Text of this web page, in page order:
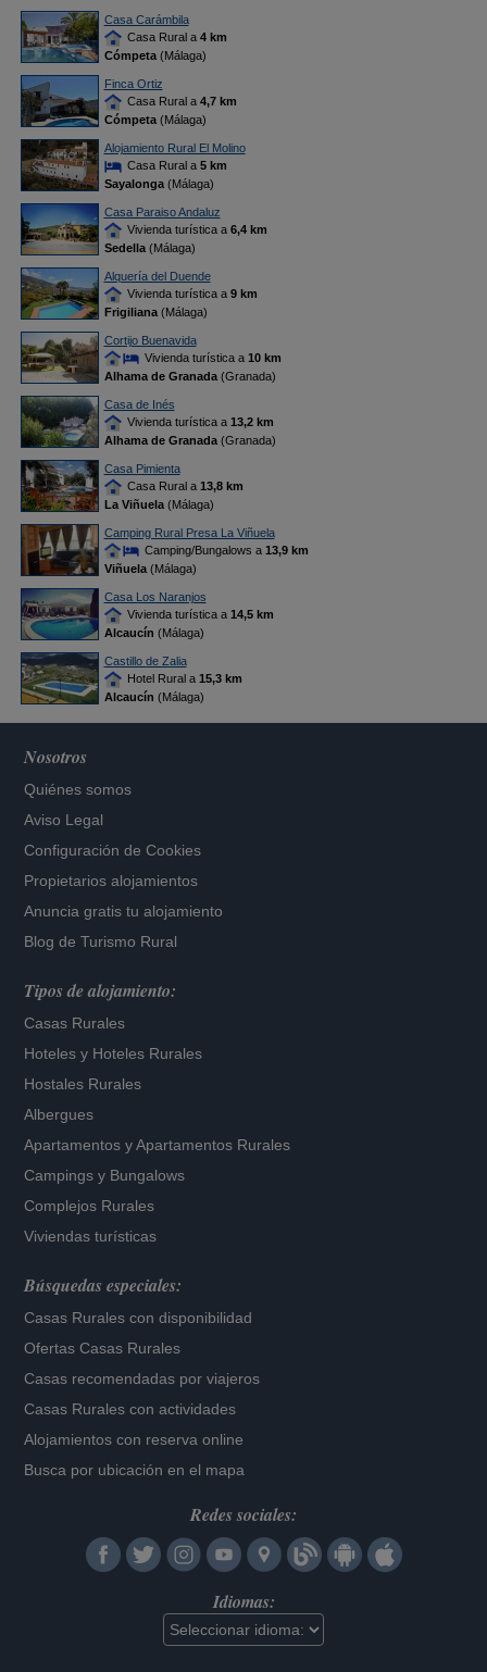
Casa Carámbila
Casa Rural a 4 km
Cómpeta(Málaga)
Finca Ortiz
Casa Rural a 4,7 km
Cómpeta(Málaga)
Alojamiento Rural El Molino
Casa Rural a 5 km
Sayalonga(Málaga)
Casa Paraiso Andaluz
Vivienda turística a 6,4 km
Sedella(Málaga)
Alquería del Duende
Vivienda turística a 9 km
Frigiliana(Málaga)
Cortijo Buenavida
Vivienda turística a 10 km
Alhama de Granada(Granada)
Casa de Inés
Vivienda turística a 13,2 km
Alhama de Granada(Granada)
Casa Pimienta
Casa Rural a 13,8 km
La Viñuela(Málaga)
Camping Rural Presa La Viñuela
Camping/Bungalows a 13,9 km
Viñuela(Málaga)
Casa Los Naranjos
Vivienda turística a 14,5 km
Alcaucín (Málaga)
Castillo de Zalia
Hotel Rural a 15,3 km
Alcaucín (Málaga)
Nosotros
Quiénes somos
Aviso Legal
Configuración de Cookies
Propietarios alojamientos
Anuncia gratis tu alojamiento
Blog de Turismo Rural
Tipos de alojamiento:
Casas Rurales
Hoteles y Hoteles Rurales
Hostales Rurales
Albergues
Apartamentos yApartamentos Rurales
Campings y Bungalows
Complejos Rurales
Viviendas turísticas
Búsquedas especiales:
Casas Rurales con disponibilidad
Ofertas Casas Rurales
Casas recomendadas por viajeros
Casas Rurales con actividades
Alojamientos con reserva online
Busca por ubicación en el mapa
Redes sociales:
Idiomas: